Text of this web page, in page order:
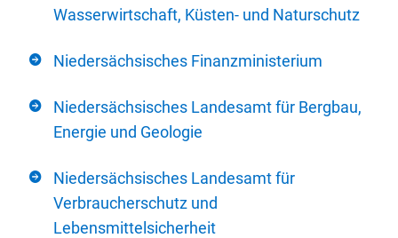
Wasserwirtschaft, Küsten- und Naturschutz
Niedersächsisches Finanzministerium
Niedersächsisches Landesamt für Bergbau,
Energie und Geologie
Niedersächsisches Landesamt für
Verbraucherschutz und
Lebensmittelsicherheit